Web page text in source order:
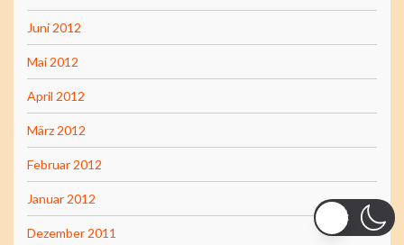
Juni 2012
Mai 2012
April 2012
März 2012
Februar 2012
Januar 2012
Dezember 2011